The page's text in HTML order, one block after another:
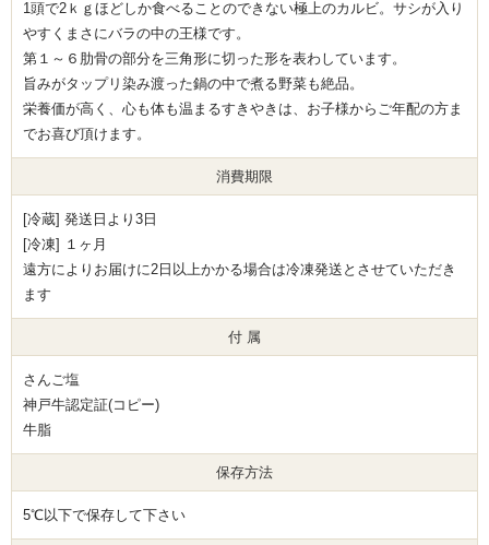
1頭で2ｋｇほどしか食べることのできない極上のカルビ。サシが入り
やすくまさにバラの中の王様です。
第１～６肋骨の部分を三角形に切った形を表わしています。
旨みがタップリ染み渡った鍋の中で煮る野菜も絶品。
栄養価が高く、心も体も温まるすきやきは、お子様からご年配の方ま
でお喜び頂けます。
消費期限
[冷蔵] 発送日より3日
[冷凍] １ヶ月
遠方によりお届けに2日以上かかる場合は冷凍発送とさせていただき
ます
付 属
さんご塩
神戸牛認定証(コピー)
牛脂
保存方法
5℃以下で保存して下さい